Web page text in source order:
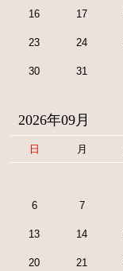
16 17
23 24
30 31
2026年09月
日 月
6 7
13 14
20 21